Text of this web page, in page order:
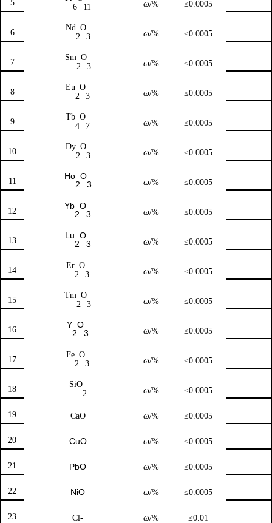
5
6
11
ω/% ≤0.0005
6
Nd
2
O
3
ω/% ≤0.0005
7
Sm
2
O
3
ω/% ≤0.0005
8
Eu
2
O
3
ω/% ≤0.0005
9
Tb
4
O
7
ω/% ≤0.0005
10
Dy
2
O
3
ω/% ≤0.0005
11
Ho
2
O
3
ω/% ≤0.0005
12
Yb
2
O
3
ω/% ≤0.0005
13
Lu
2
O
3
ω/% ≤0.0005
14
Er
2
O
3
ω/% ≤0.0005
15
Tm
2
O
3
ω/% ≤0.0005
16
Y
2
O
3
ω/% ≤0.0005
17
Fe
2
O
3
ω/% ≤0.0005
18
SiO
2
ω/% ≤0.0005
19 CaO ω/% ≤0.0005
20 CuO ω/% ≤0.0005
21 PbO ω/% ≤0.0005
22 NiO ω/% ≤0.0005
23 Cl- ω/% ≤0.01